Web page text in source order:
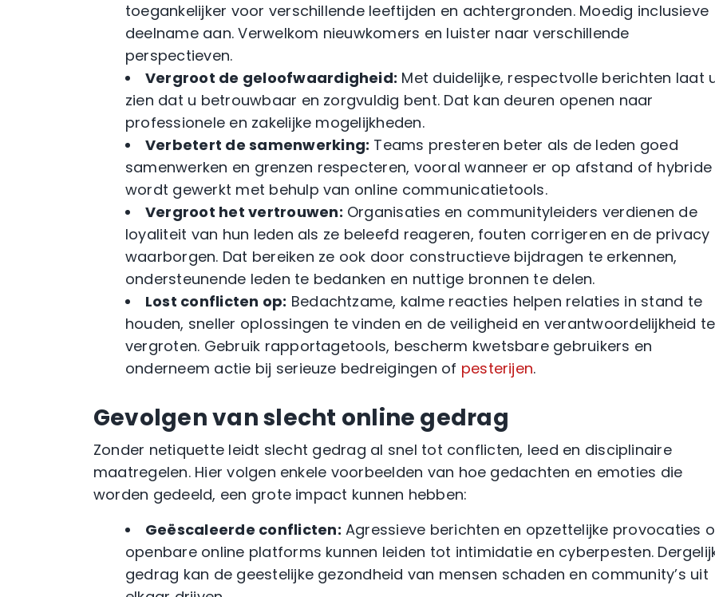
toegankelijker voor verschillende leeftijden en achtergronden. Moedig inclusieve
deelname aan. Verwelkom nieuwkomers en luister naar verschillende
perspectieven.
Vergroot de geloofwaardigheid: Met duidelijke, respectvolle berichten laat
zien dat u betrouwbaar en zorgvuldig bent. Dat kan deuren openen naar
professionele en zakelijke mogelijkheden.
Verbetert de samenwerking: Teams presteren beter als de leden goed
samenwerken en grenzen respecteren, vooral wanneer er op afstand of hybride
wordt gewerkt met behulp van online communicatietools.
Vergroot het vertrouwen: Organisaties en communityleiders verdienen de
loyaliteit van hun leden als ze beleefd reageren, fouten corrigeren en de privacy
waarborgen. Dat bereiken ze ook door constructieve bijdragen te erkennen,
ondersteunende leden te bedanken en nuttige bronnen te delen.
Lost conflicten op: Bedachtzame, kalme reacties helpen relaties in stand te
houden, sneller oplossingen te vinden en de veiligheid en verantwoordelijkheid te
vergroten. Gebruik rapportagetools, bescherm kwetsbare gebruikers en
onderneem actie bij serieuze bedreigingen of pesterijen.
Gevolgen van slecht online gedrag
Zonder netiquette leidt slecht gedrag al snel tot conflicten, leed en disciplinaire
maatregelen. Hier volgen enkele voorbeelden van hoe gedachten en emoties die
worden gedeeld, een grote impact kunnen hebben:
Geëscaleerde conflicten: Agressieve berichten en opzettelijke provocaties
openbare online platforms kunnen leiden tot intimidatie en cyberpesten.
gedrag kan de geestelijke gezondheid van mensen schaden en community’s uit